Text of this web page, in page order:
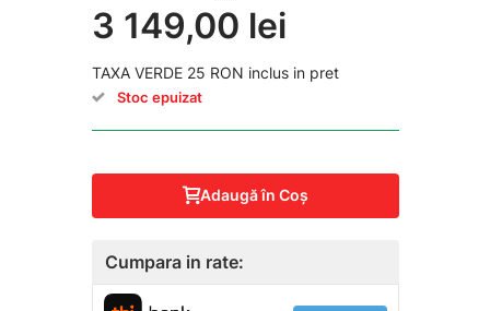
3 149,00 lei
TAXA VERDE 25 RON inclus in pret
Stoc epuizat
Adaugă în Coş
Cumpara in rate: